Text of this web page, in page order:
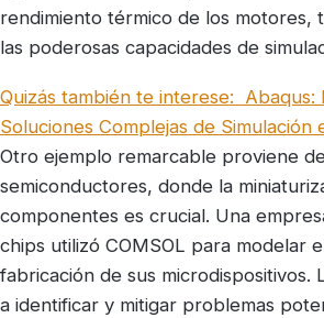
rendimiento térmico de los motores,
las poderosas capacidades de
Quizás también te interese: Abaqus:
Soluciones Complejas de Simulación
Otro ejemplo remarcable proviene
semiconductores, donde la
componentes es crucial. Una
chips utilizó COMSOL para modelar
fabricación de sus microdispositivos.
a identificar y mitigar problemas